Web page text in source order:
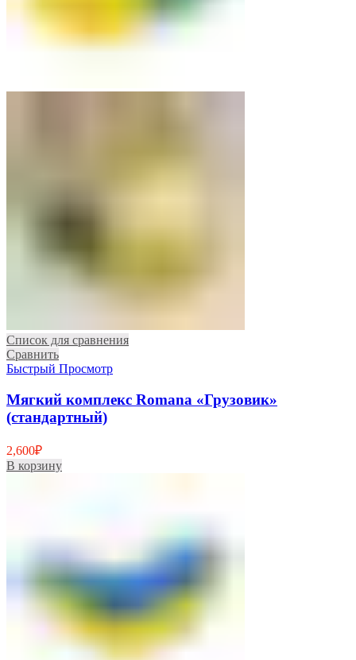
Список для сравнения
Сравнить
Быстрый Просмотр
Мягкий комплекс Romana «Грузовик»
(стандартный)
2,600₽
В корзину